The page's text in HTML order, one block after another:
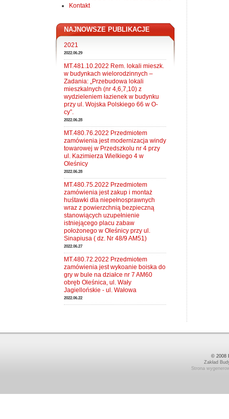
Kontakt
NAJNOWSZE PUBLIKACJE
2021
2022.06.29
MT.481.10.2022 Rem. lokali mieszk.
w budynkach wielorodzinnych –
Zadania: „Przebudowa lokali
mieszkalnych (nr 4,6,7,10) z
wydzieleniem łazienek w budynku
przy ul. Wojska Polskiego 66 w O-
cy”.
2022.06.28
MT.480.76.2022 Przedmiotem
zamówienia jest modernizacja windy
towarowej w Przedszkolu nr 4 przy
ul. Kazimierza Wielkiego 4 w
Oleśnicy
2022.06.28
MT.480.75.2022 Przedmiotem
zamówienia jest zakup i montaż
huśtawki dla niepełnosprawnych
wraz z powierzchnią bezpieczną
stanowiących uzupełnienie
istniejącego placu zabaw
położonego w Oleśnicy przy ul.
Sinapiusa ( dz. Nr 48/9 AM51)
2022.06.27
MT.480.72.2022 Przedmiotem
zamówienia jest wykoanie boiska do
gry w bule na działce nr 7 AM60
obręb Oleśnica, ul. Wały
Jagiellońskie - ul. Wałowa
2022.06.22
© 2008
Zakład
Strona